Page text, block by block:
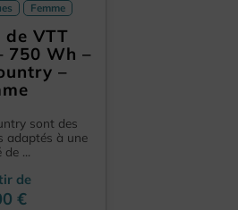
Femme
VTT
750 Wh –
–
sont des
adaptés à une
...
de
€